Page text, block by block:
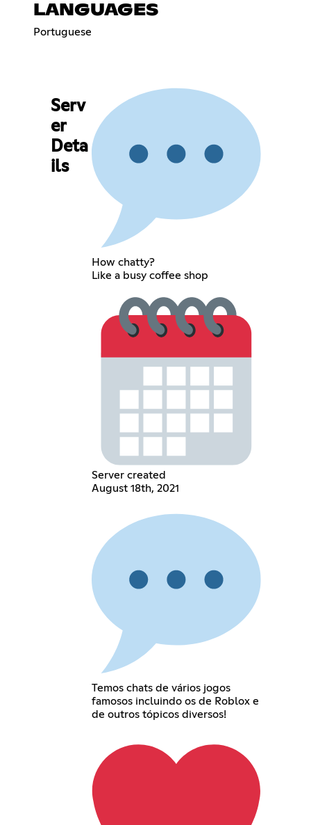
LANGUAGES
Portuguese
Serv
er
Deta
ils
How chatty?
Like a busy coffee shop
Server created
August 18th, 2021
Temos chats de vários jogos
famosos incluindo os de Roblox e
de outros tópicos diversos!